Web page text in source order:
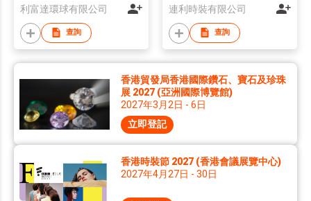
利富達環球有限公司
查詢
連利時裝有限公司
查詢
香港貿發局香港國際鑽石、寶石及珍珠
展 2027 (亞洲國際博覽館)
2027年3月2日 - 6日
立即登記
香港時裝節 2027 (香港會議展覽中心)
2027年4月27日 - 30日